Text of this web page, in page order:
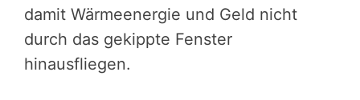
damit Wärmeenergie und Geld nicht
durch das gekippte Fenster
hinausfliegen.